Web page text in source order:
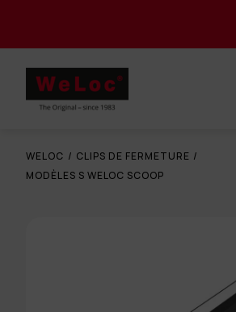
WELOC / CLIPS DE FERMETURE /
MODÈLES S WELOC SCOOP